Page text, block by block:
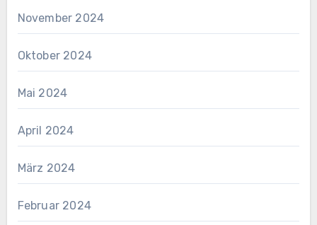
November 2024
Oktober 2024
Mai 2024
April 2024
März 2024
Februar 2024